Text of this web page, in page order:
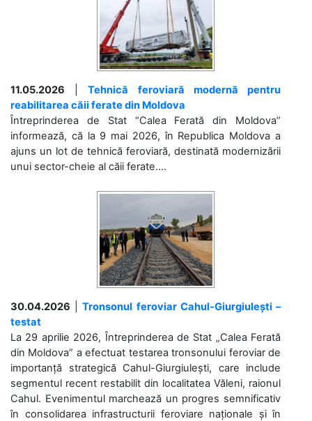
11.05.2026 |Tehnică feroviară modernă pentru
reabilitarea căii ferate din Moldova
Întreprinderea de Stat “Calea Ferată din Moldova”
informează, că la 9 mai 2026, în Republica Moldova a
ajuns un lot de tehnică feroviară, destinată modernizării
unui sector-cheie al căii ferate....
30.04.2026 |Tronsonul feroviar Cahul-Giurgiulești –
testat
La 29 aprilie 2026, Întreprinderea de Stat „Calea Ferată
din Moldova” a efectuat testarea tronsonului feroviar de
importanță strategică Cahul-Giurgiulești, care include
segmentul recent restabilit din localitatea Văleni, raionul
Cahul. Evenimentul marchează un progres semnificativ
în consolidarea infrastructurii feroviare naționale și în